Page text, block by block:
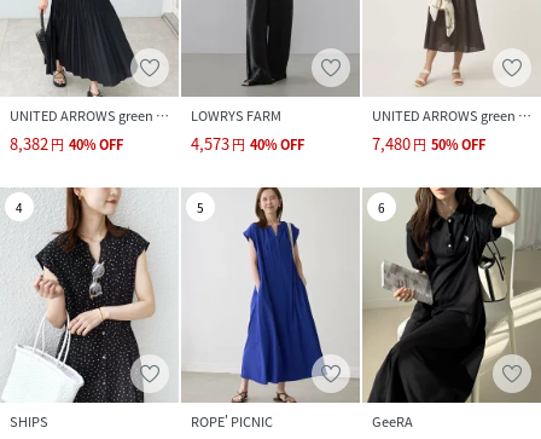
UNITED ARROWS green label relaxing
8,382円 40%OFF
LOWRYS FARM
4,573円 40%OFF
UNITED ARROWS green label relaxing
7,480円 50%OFF
4
SHIPS
5
ROPE' PICNIC
6
GeeRA